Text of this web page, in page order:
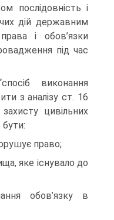
послідовність і
дій державним
і обов’язки
під час
виконання
з аналізу ст. 16
цивільних
право;
яке існувало до
обов’язку в